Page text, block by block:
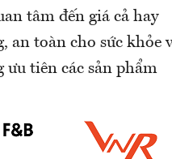
tâm đến giá cả hay
an toàn cho sức khỏe
tiên các sản phẩm